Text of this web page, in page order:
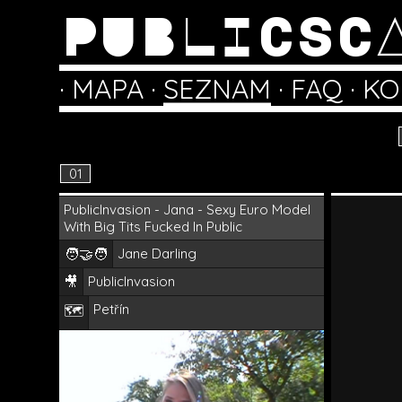
· MAPA · SEZNAM · FAQ ·
01
PublicInvasion - Jana - Sexy Euro Model
With Big Tits Fucked In Public
🧑‍🤝‍🧑 Jane Darling
🎥 PublicInvasion
🗺️ Petřín